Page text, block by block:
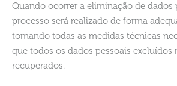
Quando ocorrer a eliminação de dados
processo será realizado de forma
tomando todas as medidas técnicas
que todos os dados pessoais excluídos
recuperados.